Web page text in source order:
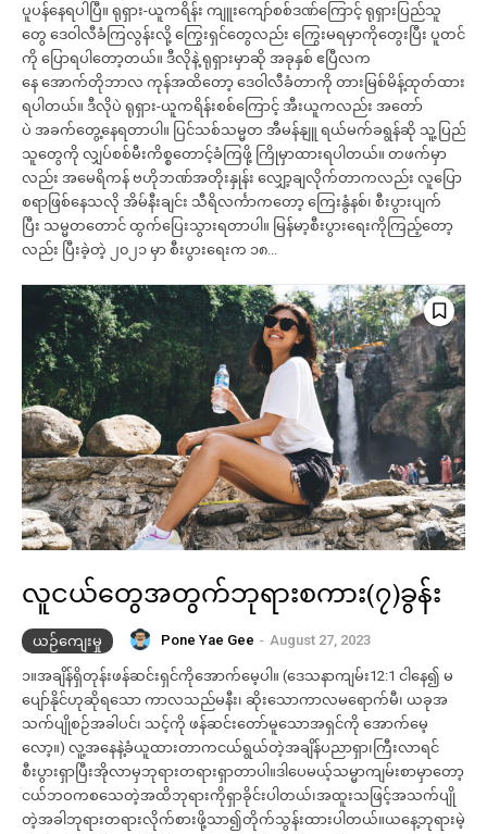
Member full access
Ks180,000 / year
Etiam est nibh, lobortis sit
Praesent euismod ac
Ut mollis pellentesque tortor
Nullam eu erat condimentum
Donec quis est ac felis
Orci varius natoque dolor
YEARLY PRICING MONTHLY PRICING
Member full access
Ks180,000 / year
Etiam est nibh, lobortis sit
Praesent euismod ac
Ut mollis pellentesque tortor
Nullam eu erat condimentum
Donec quis est ac felis
Orci varius natoque dolor
YEARLY PRICING MONTHLY PRICING
ပူပန်နေရပါပြီ။ ရုရှား-ယူကရိန်း ကျူးကျော်စစ်ဒဏ်ကြောင့် ရုရှားပြည်သူ
တွေ ဒေဝါလီခံကြလွန်းလို့ ကြွေးရှင်တွေလည်း ကြွေးမရမှာကိုတွေးပြီး ပူတင်
ကို ပြောရပါတော့တယ်။ ဒီလိုနဲ့ ရုရှားမှာဆို အခုနှစ် ဧပြီလက
နေ အောက်တိုဘာလ ကုန်အထိတော့ ဒေဝါလီခံတာကို တားမြစ်မိန့်ထုတ်ထား
ရပါတယ်။ ဒီလိုပဲ ရုရှား-ယူကရိန်းစစ်ကြောင့် အီးယူကလည်း အတော်
ပဲ အခက်တွေ့နေရတာပါ။ ပြင်သစ်သမ္မတ အီမန်နျူ ရယ်မက်ခရွန်ဆို သူ့ပြည်
သူတွေကို လျှပ်စစ်မီးကိစ္စတောင့်ခံကြဖို့ ကြိုမှာထားရပါတယ်။ တဖက်မှာ
လည်း အမေရိကန် ဗဟိုဘဏ်အတိုးနှုန်း လျှော့ချလိုက်တာကလည်း လူပြော
စရာဖြစ်နေသလို အိမ်နီးချင်း သီရိလင်္ကာကတော့ ကြေးနွံနစ်၊ စီးပွားပျက်
ပြီး သမ္မတတောင် ထွက်ပြေးသွားရတာပါ။ မြန်မာ့စီးပွားရေးကိုကြည့်တော့
လည်း ပြီးခဲ့တဲ့ ၂၀၂၁ မှာ စီးပွားရေးက ၁၈...
လူငယ်တွေအတွက်ဘုရားစကား(၇)ခွန်း
ယဉ်ကျေးမှု Pone Yae Gee - August 27, 2023
၁။အချိန်ရှိတုန်းဖန်ဆင်းရှင်ကိုအောက်မေ့ပါ။ (ဒေသနာကျမ်း12:1 ငါ​နေ၍ မ​
ပျော်​နိုင်​ဟု​ဆို​ရ​သော ကာ​လ​သည်​မ​နီး၊ ဆိုး​သော​ကာ​လ​မ​ရောက်​မီ၊ ယ​ခု​အ​
သက်​ပျို​စဉ်​အ​ခါ​ပင်၊ သင့်​ကို ဖန်​ဆင်း​တော်​မူ​သော​အ​ရှင်​ကို အောက်​မေ့​
လော့။) လူ့အနေနဲ့ခံယူထားတာကငယ်ရွယ်တဲ့အချိန်ပညာရှာ၊ကြီးလာရင်
စီးပွားရှာပြီးအိုလာမှဘုရားတရားရှာတာပါ။ဒါ‌ပေမယ့်သမ္မာကျမ်းစာမှာတော့
ငယ်ဘဝကစသေတဲ့အထိဘုရားကိုရှာခိုင်းပါတယ်၊အထူးသဖြင့်အသက်ပျို
တဲ့အခါဘုရားတရားလိုက်စားဖို့သာ၍တိုက်သွန်းထားပါတယ်။ယ‌နေ့ဘုရားမဲ့